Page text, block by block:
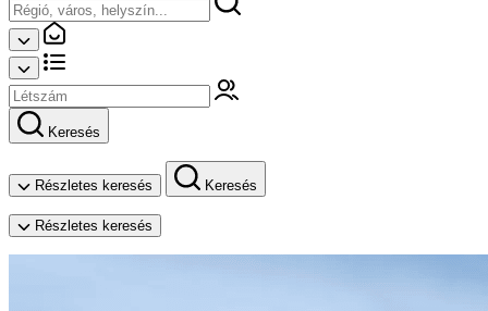
Keresés
Részletes keresés Keresés
Részletes keresés